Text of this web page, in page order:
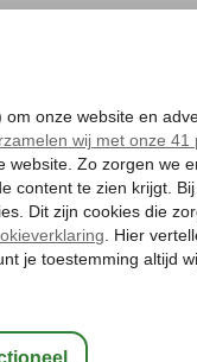
ZONVAKANTIE
Gratis annuleren*